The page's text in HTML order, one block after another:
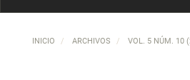
INICIO ARCHIVOS VOL. 5 NÚM. 10